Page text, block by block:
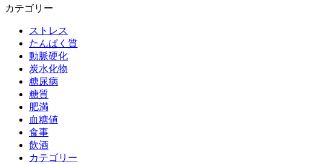
カテゴリー
ストレス
たんぱく質
動脈硬化
炭水化物
糖尿病
糖質
肥満
血糖値
食事
飲酒
カテゴリー